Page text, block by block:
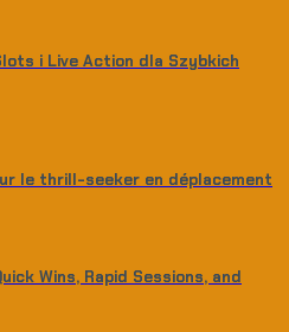
i Live Action dla Szybkich
le thrill-seeker en déplacement
Wins, Rapid Sessions, and